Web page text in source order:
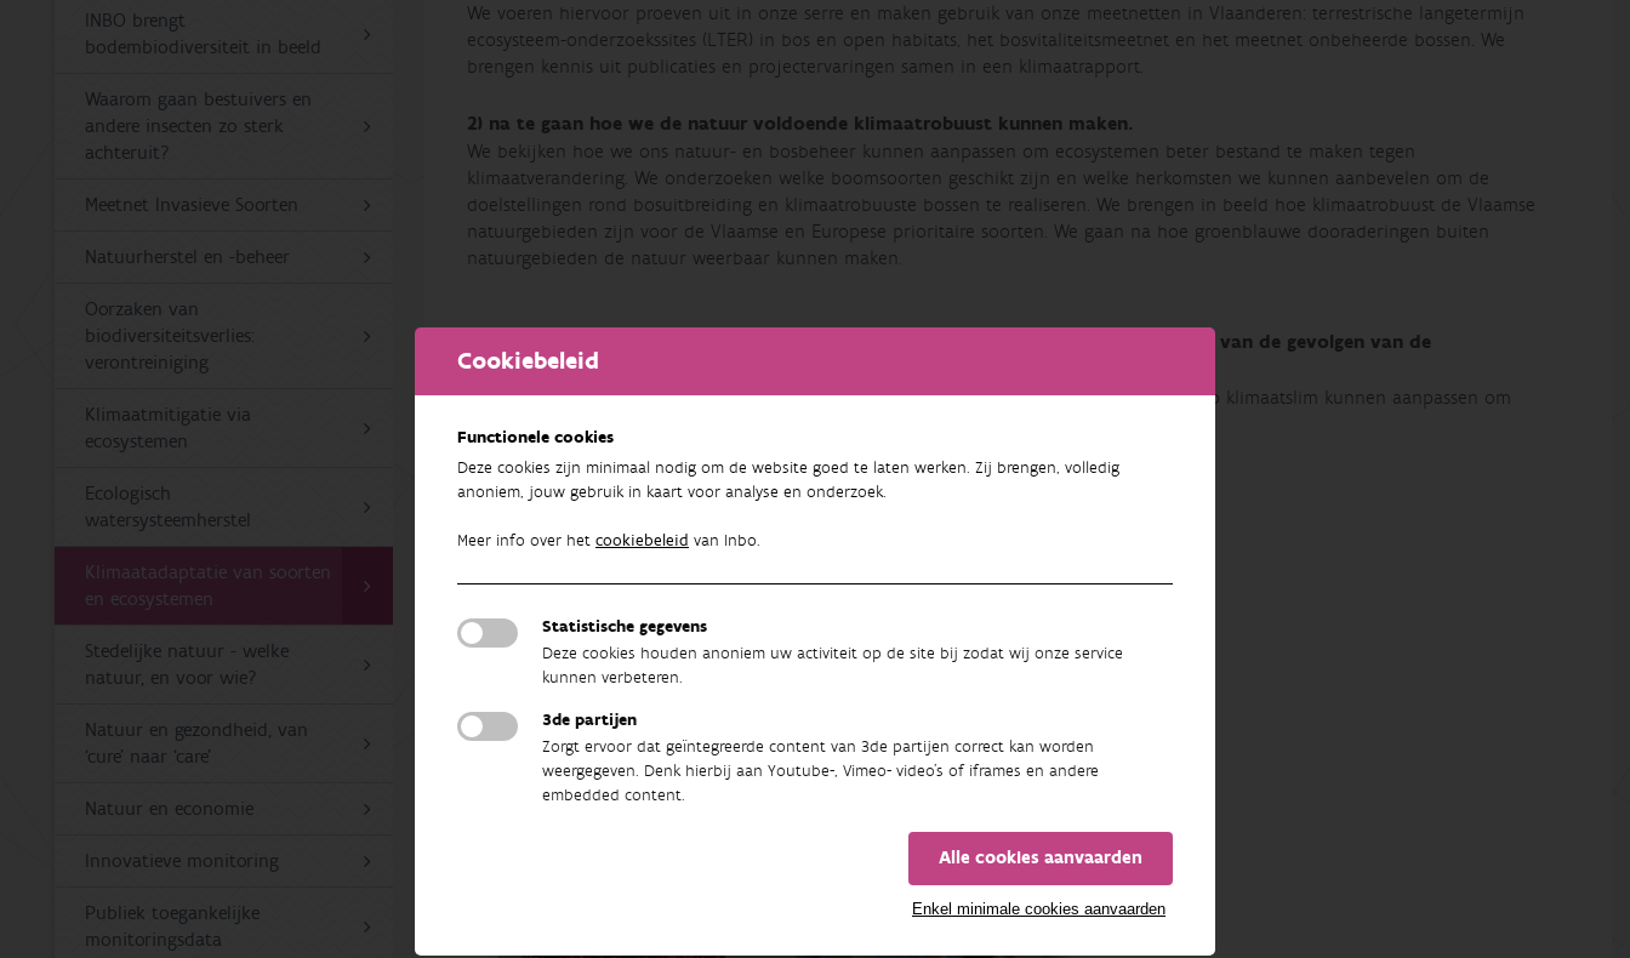
Cookiebeleid
Functionele cookies
Deze cookies zijn minimaal nodig om de website goed te laten werken. Zij brengen, volledig
anoniem, jouw gebruik in kaart voor analyse en onderzoek.
Meer info over het cookiebeleid van Inbo.
Statistische gegevens
Deze cookies houden anoniem uw activiteit op de site bij zodat wij onze service
kunnen verbeteren.
3de partijen
Zorgt ervoor dat geïntegreerde content van 3de partijen correct kan worden
weergegeven. Denk hierbij aan Youtube-, Vimeo- video's of iframes en andere
embedded content.
Alle cookies aanvaarden
Enkel minimale cookies aanvaarden
INBO brengt
bodembiodiversiteit in beeld
Waarom gaan bestuivers en
andere insecten zo sterk
achteruit?
Meetnet Invasieve Soorten
Natuurherstel en -beheer
Oorzaken van
biodiversiteitsverlies:
verontreiniging
Klimaatmitigatie via
ecosystemen
Ecologisch
watersysteemherstel
Klimaatadaptatie van soorten
en ecosystemen
Stedelijke natuur - welke
natuur, en voor wie?
Natuur en gezondheid, van
‘cure’ naar ‘care’
Natuur en economie
Innovatieve monitoring
Publiek toegankelijke
monitoringsdata
We voeren hiervoor proeven uit in onze serre en maken gebruik van onze meetnetten in Vlaanderen: terrestrische langetermijn
ecosysteem-onderzoekssites (LTER) in bos en open habitats, het bosvitaliteitsmeetnet en het meetnet onbeheerde bossen. We
brengen kennis uit publicaties en projectervaringen samen in een klimaatrapport.
2) na te gaan hoe we de natuur voldoende klimaatrobuust kunnen maken.
We bekijken hoe we ons natuur- en bosbeheer kunnen aanpassen om ecosystemen beter bestand te maken tegen
klimaatverandering. We onderzoeken welke boomsoorten geschikt zijn en welke herkomsten we kunnen aanbevelen om de
doelstellingen rond bosuitbreiding en klimaatrobuuste bossen te realiseren. We brengen in beeld hoe klimaatrobuust de Vlaamse
natuurgebieden zijn voor de Vlaamse en Europese prioritaire soorten. We gaan na hoe groenblauwe dooraderingen buiten
natuurgebieden de natuur weerbaar kunnen maken.
3) te onderzoeken welke bijdrage Vlaamse ecosystemen leveren aan het verzachten van de gevolgen van de
klimaatverandering voor de maatschappij.
Via bijkomende projectontwikkeling onderzoeken we hoe we het beheer en het landschap klimaatslim kunnen aanpassen om
ecosysteemdiensten in de toekomst te verzekeren.